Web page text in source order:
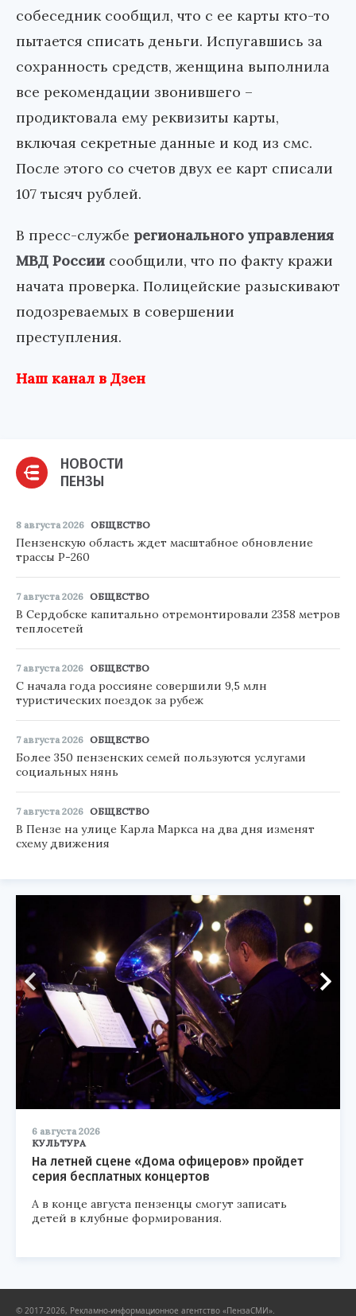
собеседник сообщил, что с ее карты кто-то
пытается списать деньги. Испугавшись за
сохранность средств, женщина выполнила
все рекомендации звонившего –
продиктовала ему реквизиты карты,
включая секретные данные и код из смс.
После этого со счетов двух ее карт списали
107 тысяч рублей.
В пресс-службе регионального управления
МВД России сообщили, что по факту кражи
начата проверка. Полицейские разыскивают
подозреваемых в совершении
преступления.
Наш канал в Дзен
НОВОСТИ
ПЕНЗЫ
8 августа 2026 ОБЩЕСТВО
Пензенскую область ждет масштабное обновление
трассы Р-260
7 августа 2026 ОБЩЕСТВО
В Сердобске капитально отремонтировали 2358 метров
теплосетей
7 августа 2026 ОБЩЕСТВО
С начала года россияне совершили 9,5 млн
туристических поездок за рубеж
7 августа 2026 ОБЩЕСТВО
Более 350 пензенских семей пользуются услугами
социальных нянь
7 августа 2026 ОБЩЕСТВО
В Пензе на улице Карла Маркса на два дня изменят
схему движения
6 августа 2026
КУЛЬТУРА
На летней сцене «Дома офицеров» пройдет
серия бесплатных концертов
А в конце августа пензенцы смогут записать
детей в клубные формирования.
© 2017-2026, Рекламно-информационное агентство «ПензаСМИ».